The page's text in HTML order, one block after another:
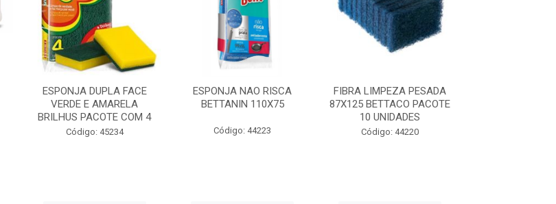
ESPONJA DUPLA FACE
VERDE E AMARELA
BRILHUS PACOTE COM 4
Código: 45234
ESPONJA NAO RISCA
BETTANIN 110X75
Código: 44223
FIBRA LIMPEZA PESADA
87X125 BETTACO PACOTE
10 UNIDADES
Código: 44220